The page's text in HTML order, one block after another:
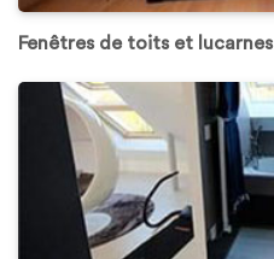
Fenêtres de toits et lucarnes